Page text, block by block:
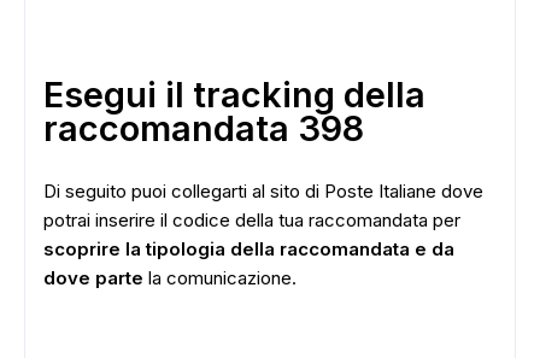
Esegui il tracking della
raccomandata 398
Di seguito puoi collegarti al sito di Poste Italiane dove
potrai inserire il codice della tua raccomandata per
scoprire la tipologia della raccomandata e da
dove parte la comunicazione.